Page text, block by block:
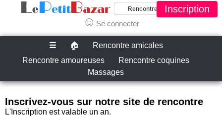
☺ Se connecter
Inscription
☰ 🏠
Rencontre amicales
Rencontre amoureuses
Rencontre coquines
Massages
Inscrivez-vous sur notre site de rencontre
L'Inscription est valable un an.